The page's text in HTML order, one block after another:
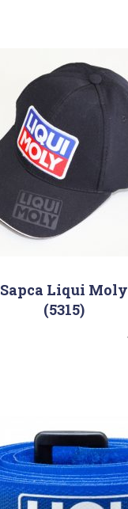
Sapca Liqui Moly
(5315)